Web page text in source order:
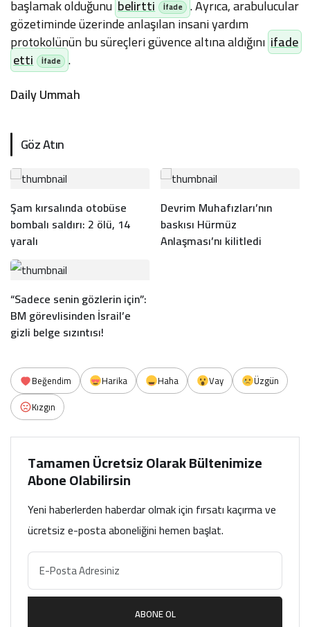
başlamak olduğunu belirtti . Ayrıca, arabulucular
gözetiminde üzerinde anlaşılan insani yardım
protokolünün bu süreçleri güvence altına aldığını ifade
etti
.
Daily Ummah
Göz Atın
Şam kırsalında otobüse
bombalı saldırı: 2 ölü, 14
yaralı
Devrim Muhafızları’nın
baskısı Hürmüz
Anlaşması’nı kilitledi
“Sadece senin gözlerin için”:
BM görevlisinden İsrail’e
gizli belge sızıntısı!
Beğendim Harika Haha Vay
Üzgün
Kızgın
Tamamen Ücretsiz Olarak Bültenimize
Abone Olabilirsin
Yeni haberlerden haberdar olmak için fırsatı kaçırma ve
ücretsiz e-posta aboneliğini hemen başlat.
ABONE OL